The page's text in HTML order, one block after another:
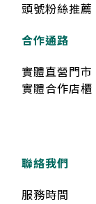
頭號粉絲推薦
合作通路
實體直營門市
實體合作店櫃
聯絡我們
服務時間